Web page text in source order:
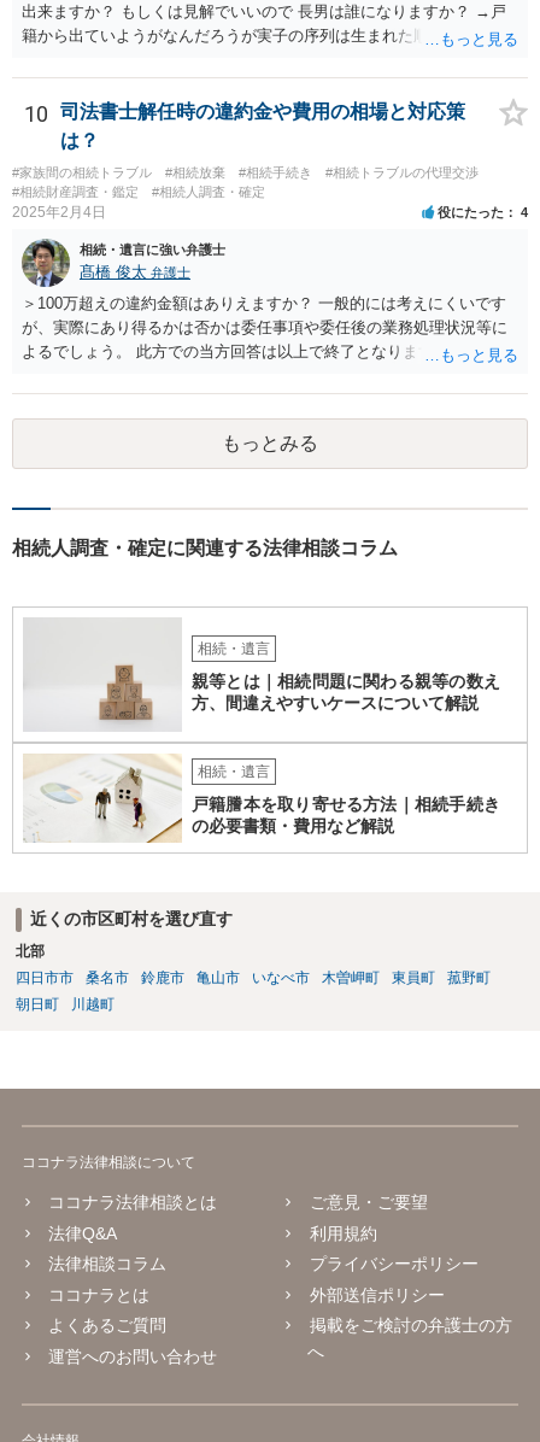
出来ますか？ もしくは見解でいいので 長男は誰になりますか？ →戸
籍から出ていようがなんだろうが実子の序列は生まれた順ですから、
書が腹違いの長男に向けてある場合 書かれてる内容が最優先にされる
のですか？ →遺書というのが、法律上の遺言の形式を守っている限り
はそのとおりです。 質問3 父が腹違いの長男に法律的に優位になれそ
うな事はありますか？ →遺言が有効な場合、優位に立つことはできま
せんが、お祖父様が認知症であるなどの「遺言が作れないはずの事
情」があるならば①遺言無効確認の訴えを起こすのは一つの手です。
問4 相続トラブルの代理交渉は可能でしょうか。 →一般論としては可
能ですが、お伺いする内容ですとお祖父様が亡くなられた後に動くこ
とになるでしょう。
10
司法書士解任時の違約金や費用の相場と対応策
は？
#家族間の相続トラブル #相続放棄 #相続手続き
#相続トラブルの代理交渉
#相続財産調査・鑑定
#相続人調査・確定
2025年2月4日 役にたった 4
相続・遺言に強い弁護士
髙橋 俊太 弁護士
＞100万超えの違約金額はありえますか？ 一般的には考えにくいです
が、実際にあり得るかは否かは委任事項や委任後の業務処理状況等に
よるでしょう。 此方での当方回答は以上で終了となりますが、参考に
もっとみる
相続人調査・確定に関連する法律相談コラム
相続・遺言
親等とは｜相続問題に関わる親等の数え
方、間違えやすいケースについて解説
相続・遺言
戸籍謄本を取り寄せる方法｜相続手続き
の必要書類・費用など解説
近くの市区町村を選び直す
北部
四日市市
桑名市 鈴鹿市 亀山市 いなべ市 木曽岬町 東員町
菰野町
朝日町
川越町
ココナラ法律相談について
ココナラ法律相談とは
法律Q&A
法律相談コラム
ココナラとは
よくあるご質問
運営へのお問い合わせ
ご意見・ご要望
利用規約
プライバシーポリシー
外部送信ポリシー
掲載をご検討の弁護士の方
へ